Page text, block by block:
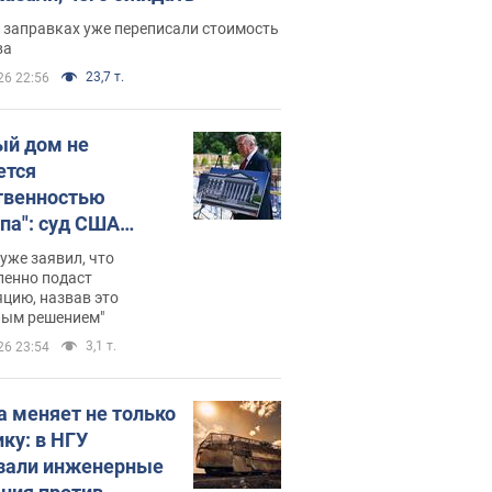
уже переписали стоимость
22:56 23,7 т.
дом не
суд США
зала
400 млн
заявил, что
подаст
назвав это
решением"
23:54 3,1 т.
меняет не только
в НГУ
инженерные